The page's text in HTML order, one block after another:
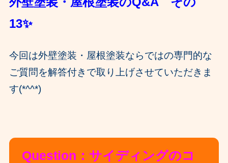
13✨
今回は外壁塗装・屋根塗装ならではの専門的な
ご質問を解答付きで取り上げさせていただきま
す(*^^*)
Question：サイディングのコ